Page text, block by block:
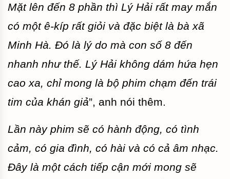
Mặt lên đến 8 phần thì Lý Hải rất may mắn
có một ê-kíp rất giỏi và đặc biệt là bà xã
Minh Hà. Đó là lý do mà con số 8 đến
nhanh như thế. Lý Hải không dám hứa hẹn
cao xa, chỉ mong là bộ phim chạm đến trái
tim của khán giả”, anh nói thêm.
Lần này phim sẽ có hành động, có tình
cảm, có gia đình, có hài và có cả âm nhạc.
Đây là một cách tiếp cận mới mong sẽ